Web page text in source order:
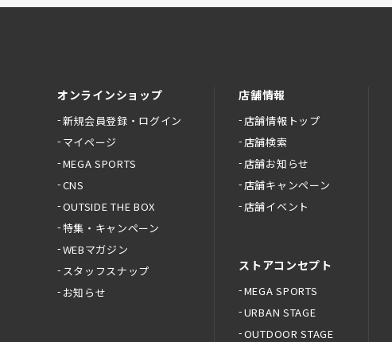
オンラインショップ
新規会員登録・ログイン
マイページ
MEGA SPORTS
CNS
OUTSIDE THE BOX
特集・キャンペーン
WEBマガジン
スタッフスナップ
お知らせ
店舗情報
店舗情報トップ
店舗検索
店舗お知らせ
店舗キャンペーン
店舗イベント
ストアコンセプト
MEGA SPORTS
URBAN STAGE
OUTDOOR STAGE